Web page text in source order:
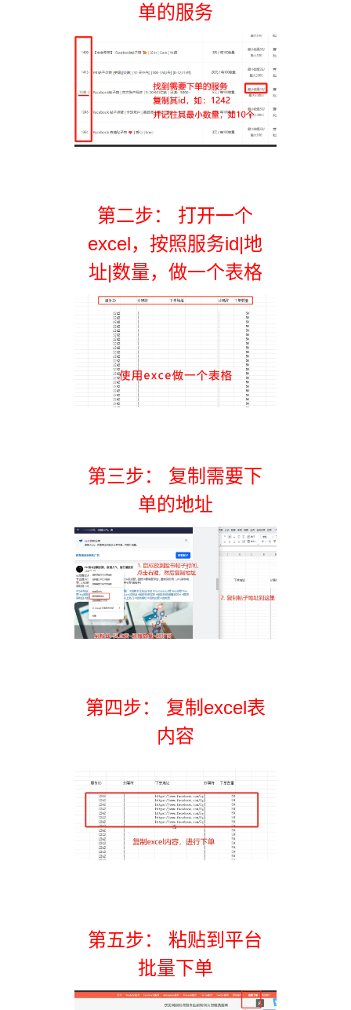
单的服务
第二步： 打开一个
excel，按照服务id|地
址|数量，做一个表格
第三步： 复制需要下
单的地址
第四步： 复制excel表
内容
第五步： 粘贴到平台
批量下单